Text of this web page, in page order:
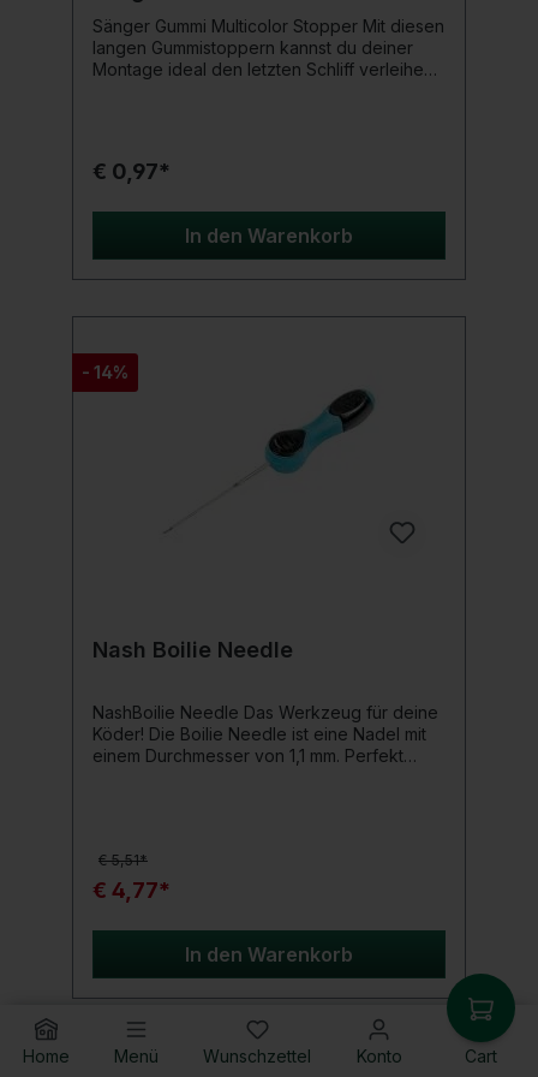
Sänger Gummi Multicolor Stopper Mit diesen
langen Gummistoppern kannst du deiner
Montage ideal den letzten Schliff verleihen.
verschiedenen Farben. Produktdetails
€ 0,97*
In den Warenkorb
- 14%
Nash Boilie Needle
NashBoilie Needle Das Werkzeug für deine
Köder! Die Boilie Needle ist eine Nadel mit
einem Durchmesser von 1,1 mm. Perfekt
befindet sich auch das beliebte Nash-Fisch-
Logo. Produktdetails: Boilie-Nadel
Durchmesser: 1,1mm ergonomisch geformter,
weicher Griff Farbe: Nash-Blau/Schwarz. das
beliebte Nash-Fisch-Logo auf dem Griff
€ 5,51*
€ 4,77*
In den Warenkorb
Home Menü Wunschzettel Konto Cart